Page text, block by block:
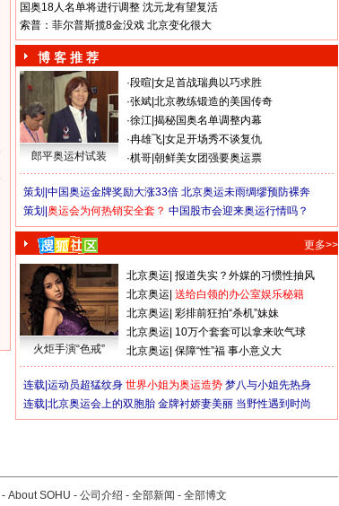
国奥18人名单将进行调整 沈元龙有望复活
索普：菲尔普斯揽8金没戏 北京变化很大
博 客 推 荐
郎平奥运村试装
·段暄 女足首战瑞典以巧求胜
·张斌 北京教练锻造的美国传奇
·徐江 揭秘国奥名单调整内幕
·冉雄飞 女足开场秀不谈复仇
·棋哥 朝鲜美女团强要奥运票
策划| 中国奥运金牌奖励大涨33倍 北京奥运未雨绸缪预防裸奔
策划| 奥运会为何热销安全套？ 中国股市会迎来奥运行情吗？
更多>>
火炬手演“色戒”
北京奥运 报道失实？外媒的习惯性抽风
北京奥运 送给白领的办公室娱乐秘籍
北京奥运 彩排前狂拍“杀机”妹妹
北京奥运 10万个套套可以拿来吹气球
北京奥运 保障“性”福 事小意义大
连载| 运动员超猛纹身 世界小姐为奥运造势 梦八与小姐先热身
连载| 北京奥运会上的双胞胎 金牌衬娇妻美丽 当野性遇到时尚
- About SOHU - 公司介绍 - 全部新闻 - 全部博文